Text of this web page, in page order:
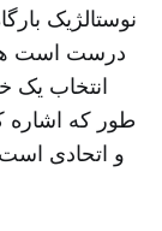
نوستالژیک
درست است همه
انتخاب یک
طور که اشاره
و اتحادی